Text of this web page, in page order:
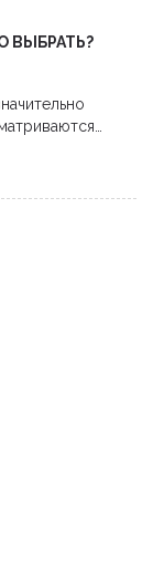
ВЫБРАТЬ?
полезная